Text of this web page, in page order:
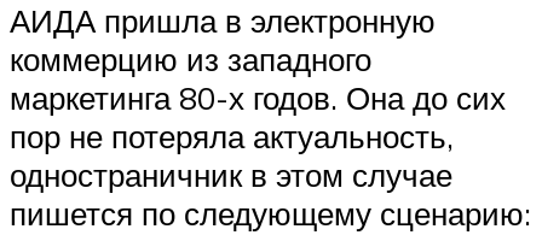
АИДА пришла в электронную
коммерцию из западного
маркетинга 80-х годов. Она до сих
пор не потеряла актуальность,
одностраничник в этом случае
пишется по следующему сценарию: